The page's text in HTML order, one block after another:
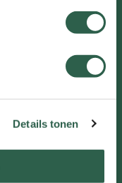
Details tonen